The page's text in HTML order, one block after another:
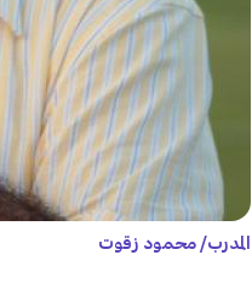
المدرب/ محمود زقوت